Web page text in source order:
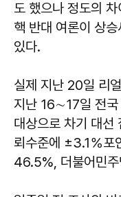
도 했으나 정도의
핵 반대 여론이 상
있다.
실제 지난 20일 리
지난 16∼17일 전
대상으로 차기 대
뢰수준에 ±3.1％포
46.5%, 더불어민